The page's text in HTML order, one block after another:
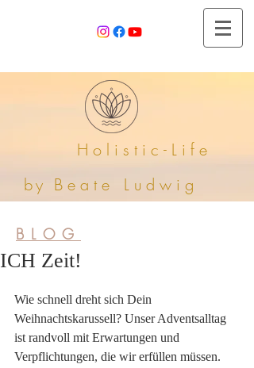
Holistic-Life
by Beate Ludwig
BLOG
ICH Zeit!
Wie schnell dreht sich Dein
Weihnachtskarussell? Unser Adventsalltag
ist randvoll mit Erwartungen und
Verpflichtungen, die wir erfüllen müssen.